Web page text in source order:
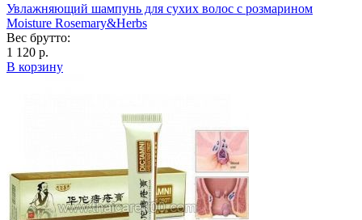
Увлажняющий шампунь для сухих волос с розмарином
Moisture Rosemary&Herbs
Вес брутто:
1 120 р.
В корзину